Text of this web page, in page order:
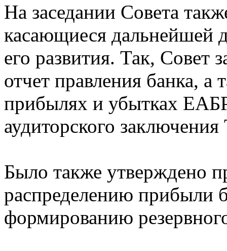
На заседании Совета
касающиеся дальнейшей
его развития. Так, Совет
отчет правления банка, а
прибылях и убытках
аудиторского
Было также утверждено
распределению прибыли
формированию